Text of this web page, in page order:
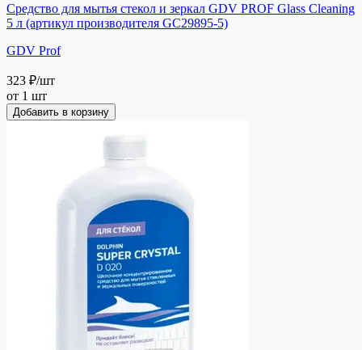
Средство для мытья стекол и зеркал GDV PROF Glass Cleaning
5 л (артикул производителя GC29895-5)
GDV Prof
323 ₽/шт
от 1 шт
Добавить в корзину